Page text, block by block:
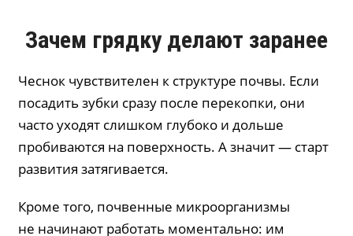
Зачем грядку делают заранее
Чеснок чувствителен к структуре почвы. Если
посадить зубки сразу после перекопки, они
часто уходят слишком глубоко и дольше
пробиваются на поверхность. А значит — старт
развития затягивается.
Кроме того, почвенные микроорганизмы
не начинают работать моментально: им